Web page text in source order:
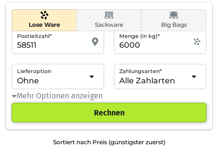
Lose Ware Sackware Big Bags
Postleitzahl* Menge (in kg)*
Lieferoption Zahlungsarten*
Mehr Optionen anzeigen
Rechnen
Sortiert nach Preis (günstigster zuerst)